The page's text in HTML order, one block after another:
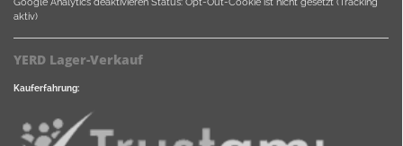
aktiv)
YERD Lager-Verkauf
Kauferfahrung: